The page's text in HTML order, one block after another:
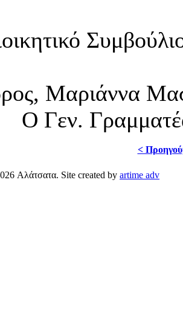
Γραμματέας,
<
Αλάτσατα. Site created by artime adv